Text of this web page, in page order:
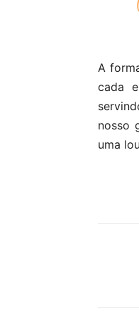
A
cada
nosso
uma